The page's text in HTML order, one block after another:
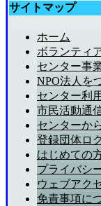
サイトマップ
ホーム
ボランティ
センター事
NPO法人を
センター利
市民活動通
センターか
登録団体ロ
はじめての
プライバシ
ウェブアク
免責事項に